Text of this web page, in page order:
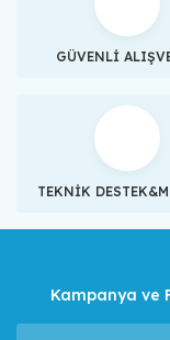
GÜVENLİ
TEKNİK
Kampanya ve